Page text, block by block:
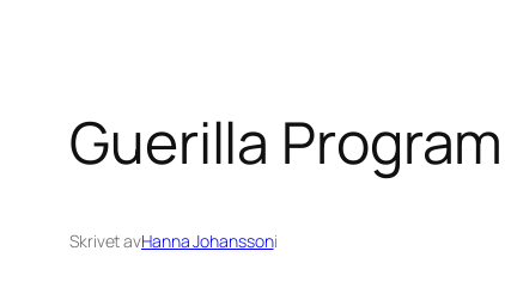
Guerilla
Skrivet avHanna Johanssoni